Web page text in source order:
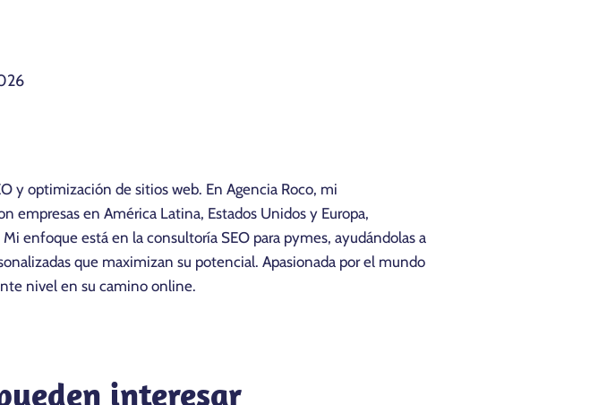
y optimización de sitios web. En Agencia Roco, mi
empresas en América Latina, Estados Unidos y Europa,
enfoque está en la consultoría SEO para pymes, ayudándolas a
que maximizan su potencial. Apasionada por el mundo
nivel en su camino online.
interesar